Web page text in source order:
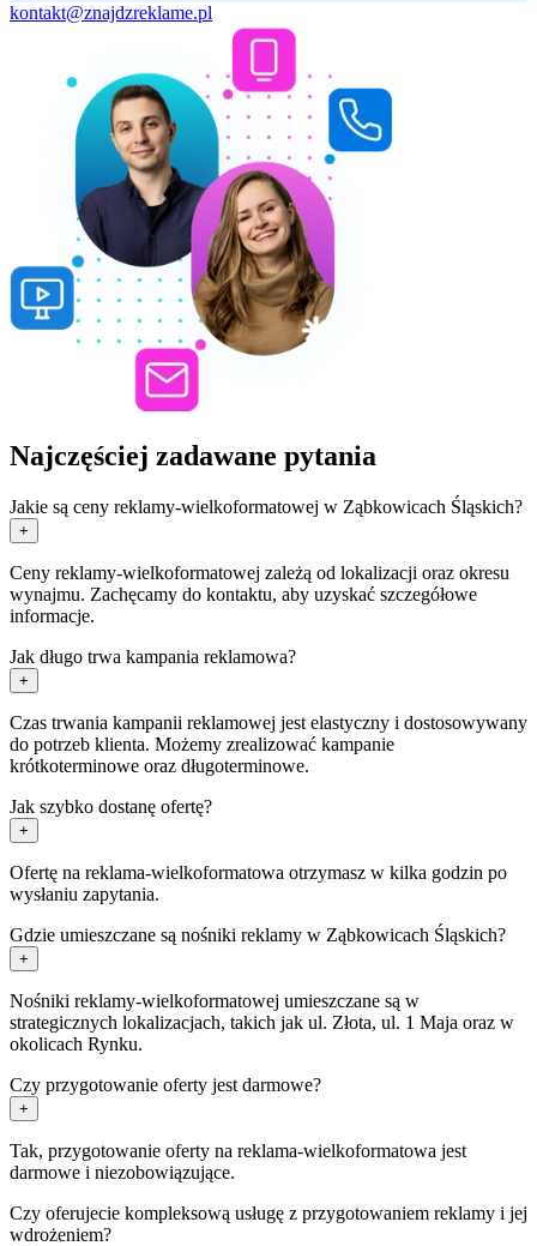
kontakt@znajdzreklame.pl
Najczęściej zadawane pytania
Jakie są ceny reklamy-wielkoformatowej w Ząbkowicach Śląskich?
+
Ceny reklamy-wielkoformatowej zależą od lokalizacji oraz okresu
wynajmu. Zachęcamy do kontaktu, aby uzyskać szczegółowe
informacje.
Jak długo trwa kampania reklamowa?
+
Czas trwania kampanii reklamowej jest elastyczny i dostosowywany
do potrzeb klienta. Możemy zrealizować kampanie
krótkoterminowe oraz długoterminowe.
Jak szybko dostanę ofertę?
+
Ofertę na reklama-wielkoformatowa otrzymasz w kilka godzin po
wysłaniu zapytania.
Gdzie umieszczane są nośniki reklamy w Ząbkowicach Śląskich?
+
Nośniki reklamy-wielkoformatowej umieszczane są w
strategicznych lokalizacjach, takich jak ul. Złota, ul. 1 Maja oraz w
okolicach Rynku.
Czy przygotowanie oferty jest darmowe?
+
Tak, przygotowanie oferty na reklama-wielkoformatowa jest
darmowe i niezobowiązujące.
Czy oferujecie kompleksową usługę z przygotowaniem reklamy i jej
wdrożeniem?